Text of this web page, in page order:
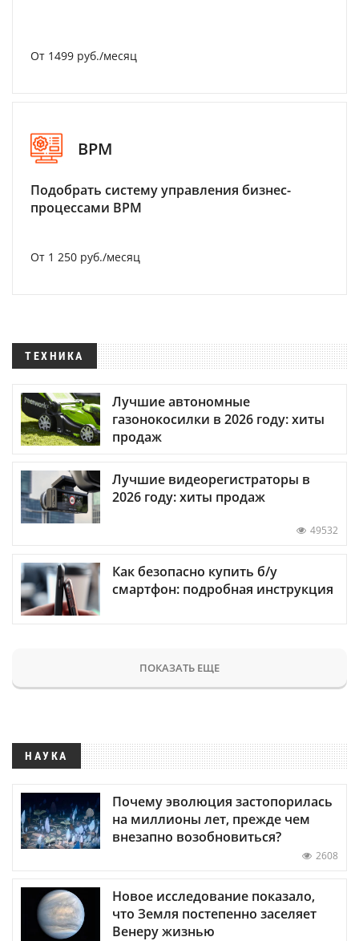
От 1499 руб./месяц
BPM
Подобрать систему управления бизнес-
процессами BPM
От 1 250 руб./месяц
ТЕХНИКА
Лучшие автономные
газонокосилки в 2026 году: хиты
продаж
Лучшие видеорегистраторы в
2026 году: хиты продаж
49532
Как безопасно купить б/у
смартфон: подробная инструкция
ПОКАЗАТЬ ЕЩЕ
НАУКА
Почему эволюция застопорилась
на миллионы лет, прежде чем
внезапно возобновиться?
2608
Новое исследование показало,
что Земля постепенно заселяет
Венеру жизнью